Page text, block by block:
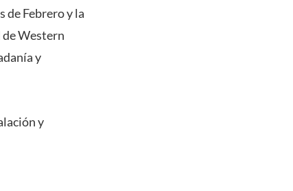
de Febrero y la
de Western
y
y